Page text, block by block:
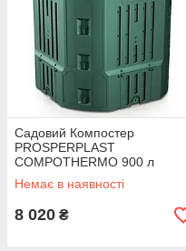
Садовий Компостер
PROSPERPLAST
COMPOTHERMO 900 л
зелений | садові компостери |
контейнер для компосту
Немає в наявності
8 020 ₴